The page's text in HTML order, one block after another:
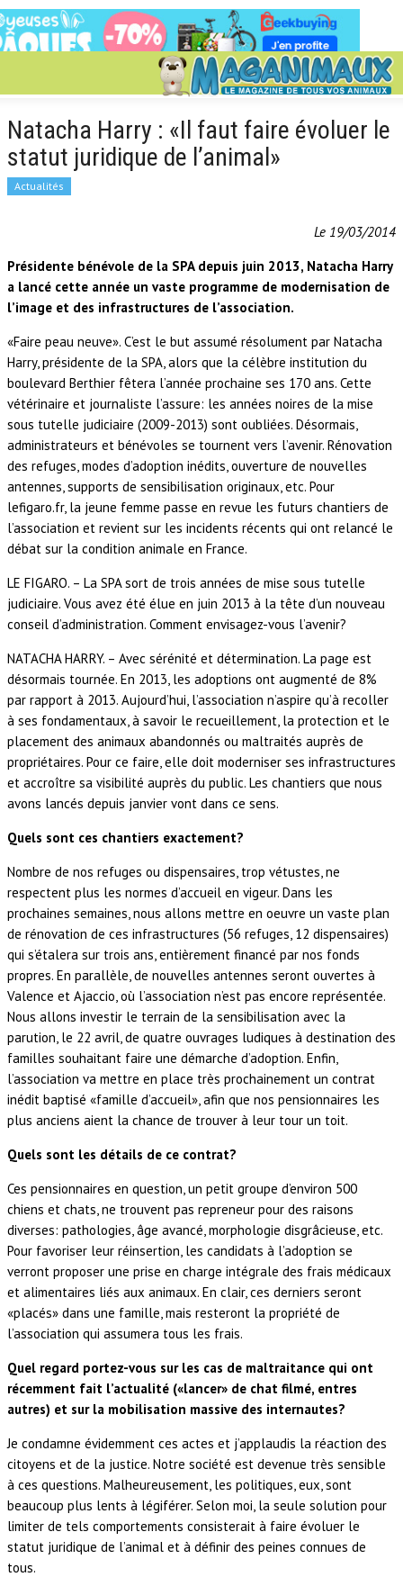
Natacha Harry : «Il faut faire évoluer le
statut juridique de l’animal»
Actualités
Le 19/03/2014
Présidente bénévole de la SPA depuis juin 2013, Natacha Harry
a lancé cette année un vaste programme de modernisation de
l’image et des infrastructures de l’association.
«Faire peau neuve». C’est le but assumé résolument par Natacha
Harry, présidente de la SPA, alors que la célèbre institution du
boulevard Berthier fêtera l’année prochaine ses 170 ans. Cette
vétérinaire et journaliste l’assure: les années noires de la mise
sous tutelle judiciaire (2009-2013) sont oubliées. Désormais,
administrateurs et bénévoles se tournent vers l’avenir. Rénovation
des refuges, modes d’adoption inédits, ouverture de nouvelles
antennes, supports de sensibilisation originaux, etc. Pour
lefigaro.fr, la jeune femme passe en revue les futurs chantiers de
l’association et revient sur les incidents récents qui ont relancé le
débat sur la condition animale en France.
LE FIGARO. – La SPA sort de trois années de mise sous tutelle
judiciaire. Vous avez été élue en juin 2013 à la tête d’un nouveau
conseil d’administration. Comment envisagez-vous l’avenir?
NATACHA HARRY. – Avec sérénité et détermination. La page est
désormais tournée. En 2013, les adoptions ont augmenté de 8%
par rapport à 2013. Aujourd’hui, l’association n’aspire qu’à recoller
à ses fondamentaux, à savoir le recueillement, la protection et le
placement des animaux abandonnés ou maltraités auprès de
propriétaires. Pour ce faire, elle doit moderniser ses infrastructures
et accroître sa visibilité auprès du public. Les chantiers que nous
avons lancés depuis janvier vont dans ce sens.
Quels sont ces chantiers exactement?
Nombre de nos refuges ou dispensaires, trop vétustes, ne
respectent plus les normes d’accueil en vigeur. Dans les
prochaines semaines, nous allons mettre en oeuvre un vaste plan
de rénovation de ces infrastructures (56 refuges, 12 dispensaires)
qui s’étalera sur trois ans, entièrement financé par nos fonds
propres. En parallèle, de nouvelles antennes seront ouvertes à
Valence et Ajaccio, où l’association n’est pas encore représentée.
Nous allons investir le terrain de la sensibilisation avec la
parution, le 22 avril, de quatre ouvrages ludiques à destination des
familles souhaitant faire une démarche d’adoption. Enfin,
l’association va mettre en place très prochainement un contrat
inédit baptisé «famille d’accueil», afin que nos pensionnaires les
plus anciens aient la chance de trouver à leur tour un toit.
Quels sont les détails de ce contrat?
Ces pensionnaires en question, un petit groupe d’environ 500
chiens et chats, ne trouvent pas repreneur pour des raisons
diverses: pathologies, âge avancé, morphologie disgrâcieuse, etc.
Pour favoriser leur réinsertion, les candidats à l’adoption se
verront proposer une prise en charge intégrale des frais médicaux
et alimentaires liés aux animaux. En clair, ces derniers seront
«placés» dans une famille, mais resteront la propriété de
l’association qui assumera tous les frais.
Quel regard portez-vous sur les cas de maltraitance qui ont
récemment fait l’actualité («lancer» de chat filmé, entres
autres) et sur la mobilisation massive des internautes?
Je condamne évidemment ces actes et j’applaudis la réaction des
citoyens et de la justice. Notre société est devenue très sensible
à ces questions. Malheureusement, les politiques, eux, sont
beaucoup plus lents à légiférer. Selon moi, la seule solution pour
limiter de tels comportements consisterait à faire évoluer le
statut juridique de l’animal et à définir des peines connues de
tous.